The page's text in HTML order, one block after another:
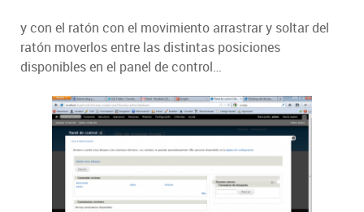
y con el ratón con el movimiento arrastrar y soltar del
ratón moverlos entre las distintas posiciones
disponibles en el panel de control…